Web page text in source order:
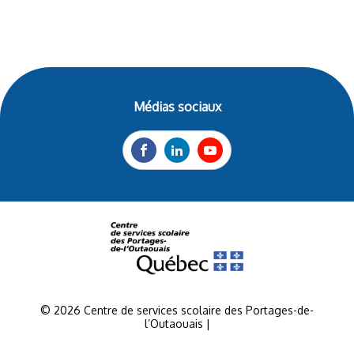
Médias sociaux
FacebookLinkedInYouTube
© 2026 Centre de services scolaire des Portages-de-
l’Outaouais |